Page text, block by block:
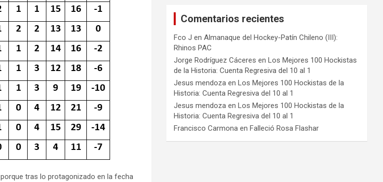
porque tras lo protagonizado en la fecha
Comentarios recientes
Fco J enAlmanaque del Hockey-Patín Chileno (III):
Rhinos PAC
Jorge Rodríguez Cáceres enLos Mejores 100 Hockistas
de la Historia: Cuenta Regresiva del 10 al 1
Jesus mendoza enLos Mejores 100 Hockistas de la
Historia: Cuenta Regresiva del 10 al 1
Jesus mendoza enLos Mejores 100 Hockistas de la
Historia: Cuenta Regresiva del 10 al 1
Francisco Carmona enFalleció Rosa Flashar